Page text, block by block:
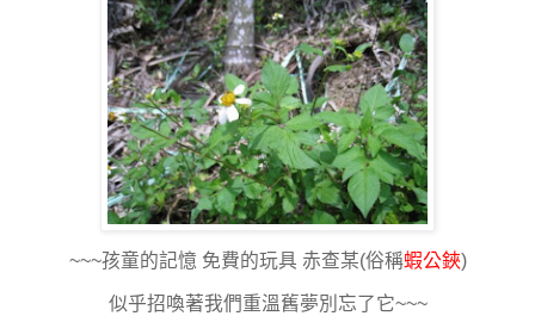
~~~孩童的記憶 免費的玩具 赤查某(俗稱蝦公鋏)
似乎招喚著我們重溫舊夢別忘了它~~~